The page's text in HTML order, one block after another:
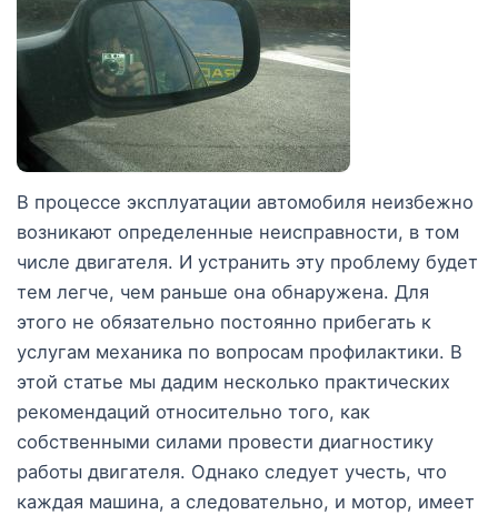
В процессе эксплуатации автомобиля неизбежно
возникают определенные неисправности, в том
числе двигателя. И устранить эту проблему будет
тем легче, чем раньше она обнаружена. Для
этого не обязательно постоянно прибегать к
услугам механика по вопросам профилактики. В
этой статье мы дадим несколько практических
рекомендаций относительно того, как
собственными силами провести диагностику
работы двигателя. Однако следует учесть, что
каждая машина, а следовательно, и мотор, имеет